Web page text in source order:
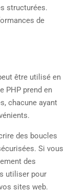
structurées.
de
être utilisé en
PHP prend en
chacune ayant
des boucles
Si vous
des
utiliser pour
sites web.